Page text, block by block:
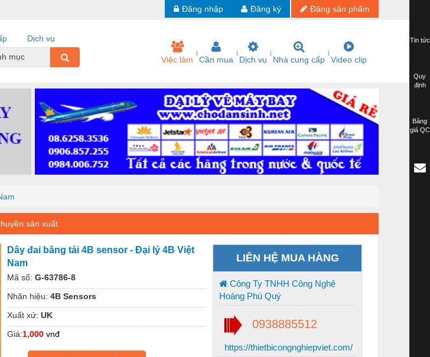
Đăng sản phẩm
Đăng ký
Đăng nhập
Dịch vụ
mục
Việc làm Cần mua Dịch vụ Nhà cung cấp Video clip
sản xuất
Dây đai băng tải 4B sensor - Đại lý 4B Việt
Nam
Mã số: G-63786-8
Nhãn hiệu: 4B Sensors
Xuất xứ: UK
Giá:1,000 vnđ
LIÊN HỆ MUA HÀNG
Công Ty TNHH Công Nghệ
Hoàng Phú Quý
0938885512
https://thietbicongnghiepviet.com/
Tin tức
Quy
định
Bảng
giá QC